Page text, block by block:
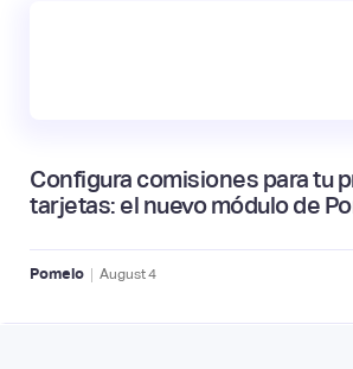
Configura comisiones para tu
tarjetas: el nuevo módulo de
Pomelo | August4